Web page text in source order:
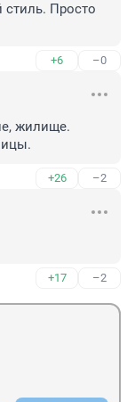
Просто
+6 –0
жилище.
+26 –2
+17 –2